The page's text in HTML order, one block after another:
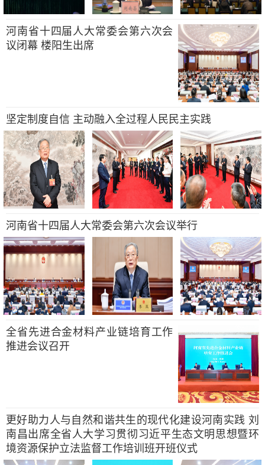
河南省十四届人大常委会第六次会
议闭幕 楼阳生出席
坚定制度自信 主动融入全过程人民民主实践
河南省十四届人大常委会第六次会议举行
全省先进合金材料产业链培育工作
推进会议召开
更好助力人与自然和谐共生的现代化建设河南实践 刘
南昌出席全省人大学习贯彻习近平生态文明思想暨环
境资源保护立法监督工作培训班开班仪式